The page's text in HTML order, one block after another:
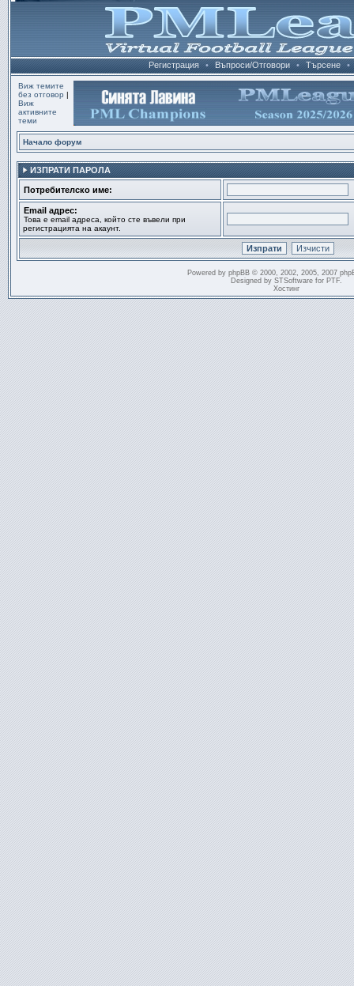
Регистрация • Въпроси/Отговори • Търсене •
Виж темите
без отговор |
Виж
активните
теми
Начало форум
ИЗПРАТИ ПАРОЛА
Потребителско име:
Email адрес:
Това е email адреса, който сте въвели при
регистрацията на акаунт.
Powered by phpBB© 2000, 2002, 2005, 2007
Designed by STSoftwarefor PTF.
Хостинг